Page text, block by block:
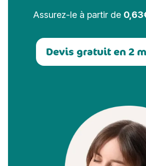
Assurez-le à partir de
Devis gratuit en 2